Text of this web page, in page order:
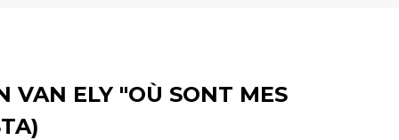
VAN ELY "OÙ SONT MES